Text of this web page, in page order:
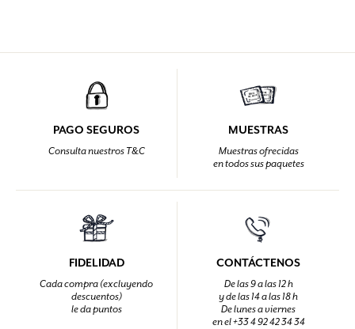
PAGO SEGUROS
Consulta nuestros T&C
MUESTRAS
Muestras ofrecidas
en todos sus paquetes
FIDELIDAD
Cada compra (excluyendo
descuentos)
le da puntos
CONTÁCTENOS
De las 9 a las 12 h
y de las 14 a las 18 h
De lunes a viernes
en el +33 4 92 42 34 34